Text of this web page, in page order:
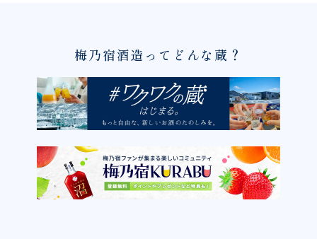
梅乃宿酒造ってどんな蔵？